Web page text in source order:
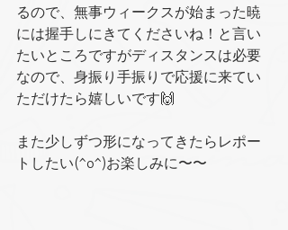
るので、無事ウィークスが始まった暁
には握手しにきてくださいね！と言い
たいところですがディスタンスは必要
なので、身振り手振りで応援に来てい
ただけたら嬉しいです🙌
また少しずつ形になってきたらレポー
トしたい(^o^)お楽しみに〜〜